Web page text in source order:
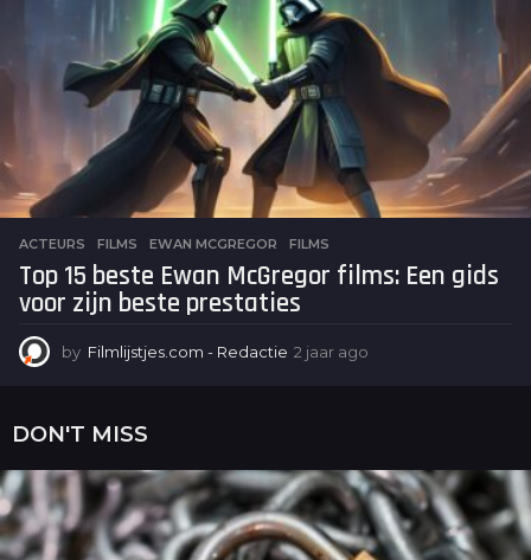
o
ACTEURS ,FILMS EWAN MCGREGOR ,FILMS
Top 15 beste Ewan McGregor films: Een gids
voor zijn beste prestaties
by Filmlijstjes.com - Redactie 2 jaar ago
g
o
DON'T MISS